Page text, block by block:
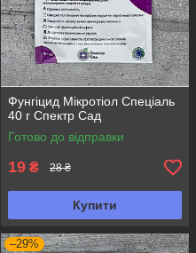
Фунгіцид Мікротіол Спеціаль
40 г Спектр Сад
Готово до відправки
19 ₴ 28 ₴
Купити
–29%